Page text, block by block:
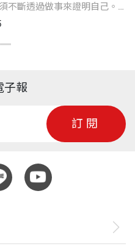
不斷透過做事來證明自己。
有學會尊重自己的界線，才
子報
訂閱